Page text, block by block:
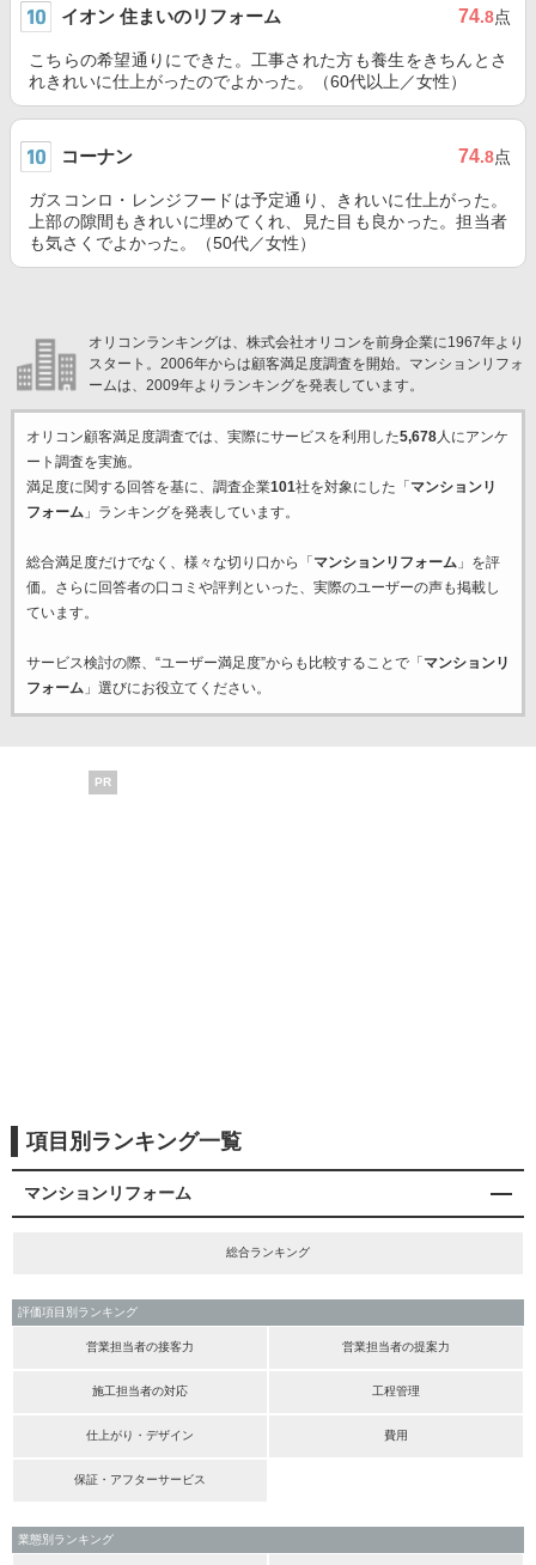
イオン 住まいのリフォーム 74.8点
こちらの希望通りにできた。工事された方も養生をきちんとさ
れきれいに仕上がったのでよかった。（60代以上／女性）
コーナン 74.8点
ガスコンロ・レンジフードは予定通り、きれいに仕上がった。
上部の隙間もきれいに埋めてくれ、見た目も良かった。担当者
も気さくでよかった。（50代／女性）
オリコンランキングは、株式会社オリコンを前身企業に1967年より
スタート。2006年からは顧客満足度調査を開始。マンションリフォ
ームは、2009年よりランキングを発表しています。
オリコン顧客満足度調査では、実際にサービスを利用した5,678人にアンケ
ート調査を実施。
満足度に関する回答を基に、調査企業101社を対象にした「 マンションリ
フォーム」ランキングを発表しています。
総合満足度だけでなく、様々な切り口から「 マンションリフォーム」を評
価。さらに回答者の口コミや評判といった、実際のユーザーの声も掲載し
ています。
サービス検討の際、“ユーザー満足度”からも比較することで「 マンションリ
フォーム」選びにお役立てください。
PR
項目別ランキング一覧
マンションリフォーム
総合ランキング
評価項目別ランキング
営業担当者の接客力 営業担当者の提案力
施工担当者の対応 工程管理
仕上がり・デザイン 費用
保証・アフターサービス
業態別ランキング